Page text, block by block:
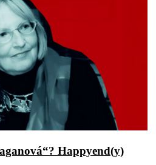
Happyend(y)